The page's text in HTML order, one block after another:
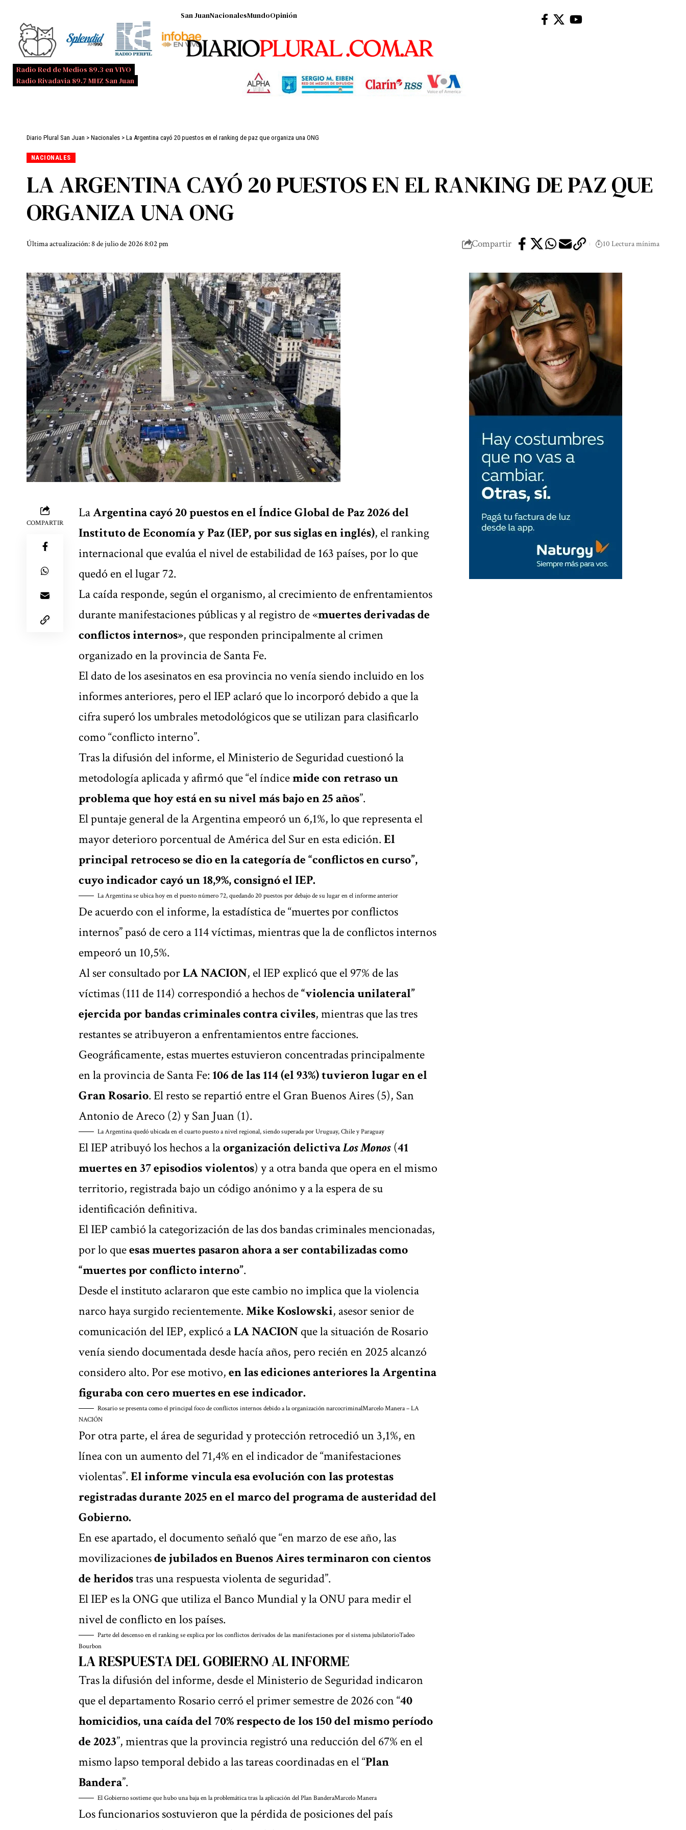
Radio Red de Medios 89.3 en VIVO
Radio Rivadavia 89.7 MHZ San Juan
San JuanNacionalesMundoOpinión
Diario Plural San Juan > Nacionales > La Argentina cayó 20 puestos en el ranking de paz que organiza una ONG
NACIONALES
LA ARGENTINA CAYÓ 20 PUESTOS EN EL RANKING DE PAZ QUE
ORGANIZA UNA ONG
Última actualización: 8 de julio de 2026 8:02 pm Compartir 10 Lectura mínima
COMPARTIR
LaArgentina cayó 20 puestos en el Índice Global de Paz 2026 del
Instituto de Economía y Paz (IEP, por sus siglas en inglés), el ranking
internacional que evalúa el nivel de estabilidad de 163 países, por lo que
quedó en el lugar 72.
La caída responde, según el organismo, al crecimiento de enfrentamientos
durante manifestaciones públicas y al registro de «muertes derivadas de
conflictos internos», que responden principalmente al crimen
organizado en la provincia de Santa Fe.
El dato de los asesinatos en esa provincia no venía siendo incluido en los
informes anteriores, pero el IEP aclaró que lo incorporó debido a que la
cifra superó los umbrales metodológicos que se utilizan para clasificarlo
como “conflicto interno”.
Tras la difusión del informe, el Ministerio de Seguridad cuestionó la
metodología aplicada y afirmó que “el índicemide con retraso un
problema que hoy está en su nivel más bajo en 25 años”.
El puntaje general de la Argentina empeoró un 6,1%, lo que representa el
mayor deterioro porcentual de América del Sur en esta edición.El
principal retroceso se dio en la categoría de “conflictos en curso”,
cuyo indicador cayó un 18,9%, consignó el IEP.
La Argentina se ubica hoy en el puesto número 72, quedando 20 puestos por debajo de su lugar en el informe anterior
De acuerdo con el informe, la estadística de “muertes por conflictos
internos” pasó de cero a 114 víctimas, mientras que la deconflictos internos
empeoróun 10,5%.
Al ser consultado porLA NACION, el IEP explicó que el 97% de las
víctimas (111 de 114) correspondió a hechos de“violencia unilateral”
ejercida por bandas criminales contra civiles, mientras que las tres
restantes se atribuyeron a enfrentamientos entre facciones.
Geográficamente, estas muertes estuvieron concentradas principalmente
en la provincia de Santa Fe: 106 de las 114 (el 93%) tuvieron lugar en el
Gran Rosario. El resto se repartió entre el Gran Buenos Aires (5), San
Antonio de Areco (2) y San Juan (1).
La Argentina quedó ubicada en el cuarto puesto a nivel regional, siendo superada por Uruguay, Chile y Paraguay
El IEP atribuyó los hechos a laorganización delictivaLos Monos(41
muertes en 37 episodios violentos) y a otra banda que opera en el mismo
territorio, registrada bajo un código anónimo y a la espera de su
identificación definitiva.
El IEP cambió la categorización de las dos bandas criminales mencionadas,
por lo queesas muertes pasaron ahora a ser contabilizadas como
“muertes por conflicto interno”.
Desde el instituto aclararon que este cambio no implica que la violencia
narco haya surgido recientemente.Mike Koslowski, asesor senior de
comunicación del IEP, explicó aLA NACIONque la situación de Rosario
venía siendo documentada desde hacía años, pero recién en 2025 alcanzó
considero alto. Por ese motivo,en las ediciones anteriores la Argentina
figuraba con cero muertes en ese indicador.
Rosario se presenta como el principal foco de conflictos internos debido a la organización narcocriminalMarcelo Manera – LA
NACIÓN
Por otra parte, el área de seguridad y protección retrocedió un 3,1%, en
línea con un aumento del 71,4% en el indicador de “manifestaciones
violentas”.El informe vincula esa evolución con las protestas
registradas durante 2025 en el marco del programa de austeridad del
Gobierno.
En ese apartado, el documento señaló que “en marzo de ese año, las
movilizacionesde jubilados en Buenos Aires terminaron con cientos
de heridostras una respuesta violenta de seguridad”.
El IEP es la ONG que utiliza el Banco Mundial y la ONU para medir el
nivel de conflicto en los países.
Parte del descenso en el ranking se explica por los conflictos derivados de las manifestaciones por el sistema jubilatorioTadeo
Bourbon
LA RESPUESTA DEL GOBIERNO AL INFORME
Tras la difusión del informe, desde el Ministerio de Seguridad indicaron
que el departamento Rosario cerró el primer semestre de 2026 con “40
homicidios, una caída del 70% respecto de los 150 del mismo período
de 2023”, mientras que la provincia registró una reducción del 67% en el
mismo lapso temporal debido a las tareas coordinadas en el “Plan
Bandera”.
El Gobierno sostiene que hubo una baja en la problemática tras la aplicación del Plan BanderaMarcelo Manera
Los funcionarios sostuvieron que la pérdida de posiciones del país